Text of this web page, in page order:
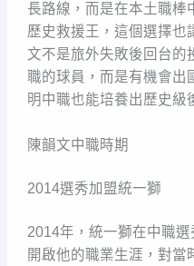
長路線，而是在本土職棒
歷史救援王，這個選擇也
文不是旅外失敗後回台的
職的球員，而是有機會出
明中職也能培養出歷史級
陳韻文中職時期
2014選秀加盟統一獅
2014年，統一獅在中職
開啟他的職業生涯，對當